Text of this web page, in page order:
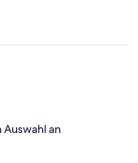
an